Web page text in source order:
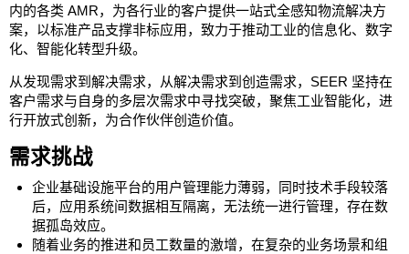
内的各类 AMR，为各行业的客户提供一站式全感知物流解决方
案，以标准产品支撑非标应用，致力于推动工业的信息化、数字
化、智能化转型升级。
从发现需求到解决需求，从解决需求到创造需求，SEER 坚持在
客户需求与自身的多层次需求中寻找突破，聚焦工业智能化，进
行开放式创新，为合作伙伴创造价值。
需求挑战
企业基础设施平台的用户管理能力薄弱，同时技术手段较落
后，应用系统间数据相互隔离，无法统一进行管理，存在数
据孤岛效应。
随着业务的推进和员工数量的激增，在复杂的业务场景和组